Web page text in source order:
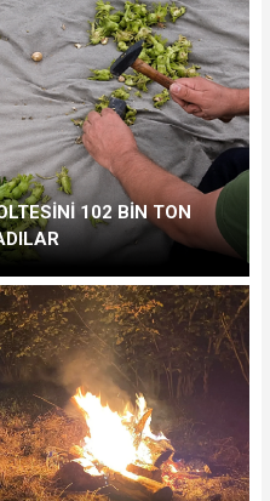
102 BİN TON